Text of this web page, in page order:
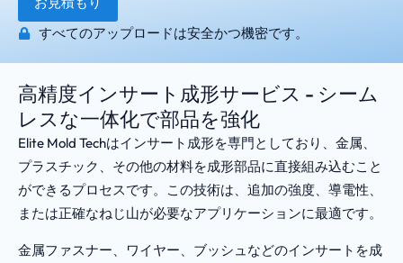
すべてのアップロードは安全かつ機密です。
高精度インサート成形サービス - シーム
レスな一体化で部品を強化
Elite Mold Techはインサート成形を専門としており、金属、
プラスチック、その他の材料を成形部品に直接組み込むこと
ができるプロセスです。この技術は、追加の強度、導電性、
または正確なねじ山が必要なアプリケーションに最適です。
金属ファスナー、ワイヤー、ブッシュなどのインサートを成